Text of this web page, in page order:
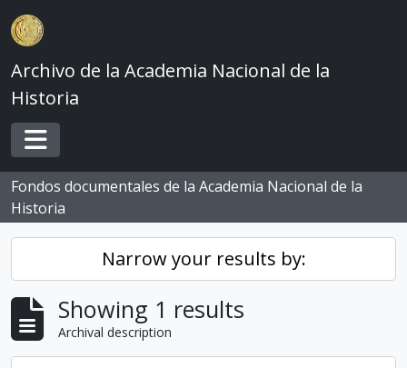
Skip to main content
Archivo de la Academia Nacional de la
Historia
Toggle navigation
Fondos documentales de la Academia Nacional de la
Historia
Narrow your results by:
Showing 1 results
Archival description